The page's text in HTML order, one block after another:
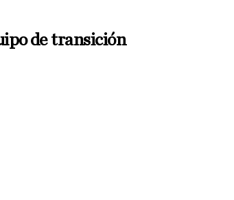
de transición